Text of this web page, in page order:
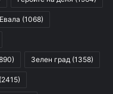
Евала (1068)
Зелен град (1358)
(2415)